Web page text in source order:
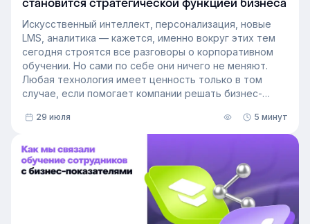
Искусственный интеллект, персонализация, новые
LMS, аналитика — кажется, именно вокруг этих тем
сегодня строятся все разговоры о корпоративном
обучении. Но сами по себе они ничего не меняют.
Любая технология имеет ценность только в том
случае, если помогает компании решать бизнес-
Сегодня бизнес интересует уже не выбор
инструментов, а их результат: какое влияние
обучение оказывает на компанию и можно ли этот
эффект измерить. Такой взгляд меняет подходы к
развитию сотрудников, требования к HR и L&D, а
также на критерии выбора LMS.
В этой статье разбираем, почему это происходит и
как эти изменения повлияют на корпоративное
29 июля 5 минут